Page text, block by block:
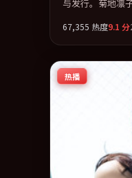
与发行。菊地凛
「剧情」类型为
于 2020-03-22
话题片中口碑稳
观看。
67,355 热度9.1 分
热播